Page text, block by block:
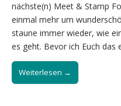
nächste(n) Meet & Stamp
einmal mehr um
staune immer wieder, wie
es geht. Bevor ich Euch das
Weiterlesen →